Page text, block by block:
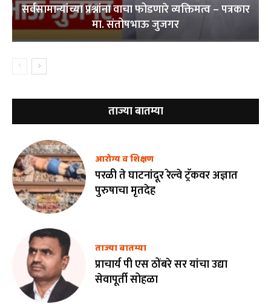
सर्वसामान्यांच्या प्रश्नांना वाचा फोडणारे व्यक्तिमत्व – पत्रकार
मा. संतोषभाऊ जुजगर
ताज्या बातम्या
आरोग्य व शिक्षण
परळी ते घाटनांदूर रेल्वे ट्रॅकवर अज्ञात
पुरुषाचा मृतदेह
ताज्या बातम्या
प्राचार्य पी एस ठोंबरे सर यांचा उद्या
सेवापूर्ती सोहळा